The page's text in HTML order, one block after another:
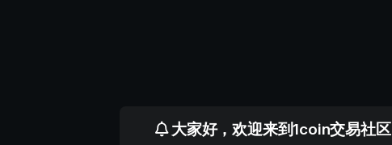
大家好，欢迎来到1coin交易社区